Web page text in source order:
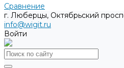
Сравнение
г. Люберцы, Октябрьский
info@wigit.ru
Войти